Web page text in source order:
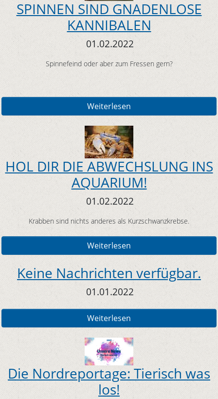
SPINNEN SIND GNADENLOSE
KANNIBALEN
01.02.2022
Spinnefeind oder aber zum Fressen gern?
Weiterlesen
HOL DIR DIE ABWECHSLUNG INS
AQUARIUM!
01.02.2022
Krabben sind nichts anderes als Kurzschwanzkrebse.
Weiterlesen
Keine Nachrichten verfügbar.
01.01.2022
Weiterlesen
Die Nordreportage: Tierisch was
los!